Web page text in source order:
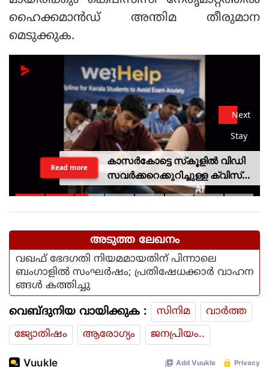
ഹൈക്കമാന്‍ഡ് അന്തിമ തീരുമാന
മെടുക്കുക.
Next
Stay
കാസര്‍കോട്ടെ സ്‌കൂളില്‍ വിഡി
സവര്‍ക്കറെക്കുറിച്ചുള്ള ക്വിസ്
മത്സരം; അന്വേഷണത്തിന്
Read more
അടുത്ത ലേഖനം
വഖഫ് ഭേദഗതി നിയമമായതിന് പിന്നാലെ
ബംഗാളില്‍ സംഘര്‍ഷം; പ്രതിഷേധക്കാര്‍ വാഹന
ങ്ങള്‍ കത്തിച്ചു
വെബ്ദുനിയ വായിക്കുക : സിനിമ
വാര്‍ത്ത
ജ്യോതിഷം
ആരോഗ്യം ജനപ്രിയം..